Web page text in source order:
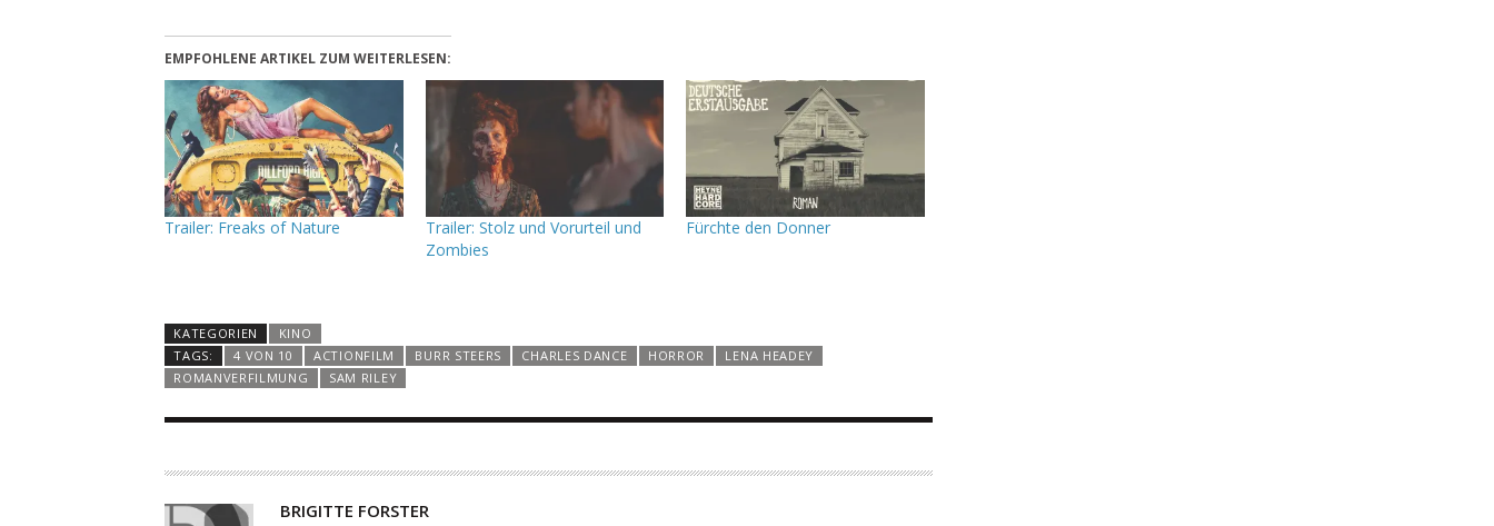
EMPFOHLENE ARTIKEL ZUM WEITERLESEN:
Trailer: Freaks of Nature
Trailer: Stolz und Vorurteil und
Zombies
Fürchte den Donner
KATEGORIEN
KINO
TAGS:
4 VON 10 ACTIONFILM BURR STEERS CHARLES DANCE HORROR
LENA HEADEY
ROMANVERFILMUNG
SAM RILEY
A
BRIGITTE FORSTER